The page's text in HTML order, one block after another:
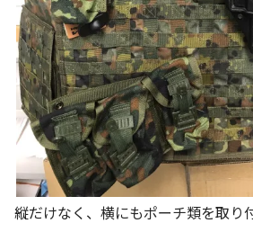
縦だけなく、横にもポーチ類を取り